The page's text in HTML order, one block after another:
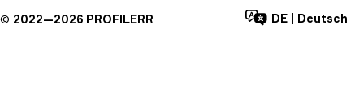
© 2022—2026 PROFILERR DE Deutsch